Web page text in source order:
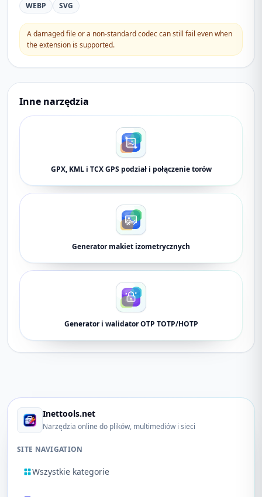
WEBP
SVG
A damaged file or a non-standard codec can still fail even when
the extension is supported.
Inne narzędzia
GPX, KML i TCX GPS podział i połączenie torów
Generator makiet izometrycznych
Generator i walidator OTP TOTP/HOTP
Inettools.net
Narzędzia online do plików, multimediów i sieci
SITE NAVIGATION
Wszystkie kategorie